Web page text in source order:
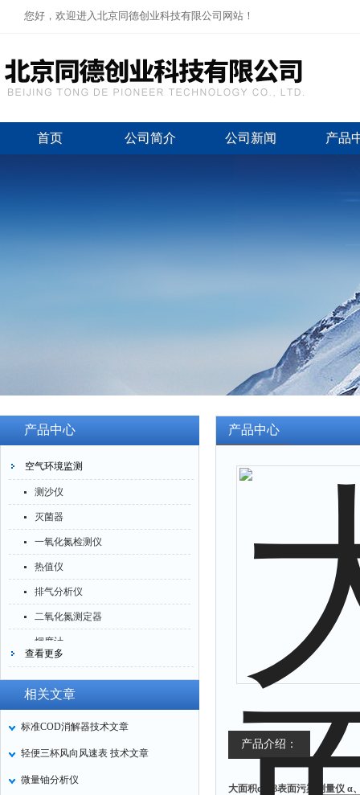
您好，欢迎进入北京同德创业科技有限公司网站！
首页 公司简介 公司新闻 产品
产品中心
空气环境监测
测沙仪
灭菌器
一氧化氮检测仪
热值仪
排气分析仪
二氧化氮测定器
烟度计
四氟化硅测定仪
一氧化碳分析仪
查看更多
相关文章
标准COD消解器技术文章
轻便三杯风向风速表 技术文章
微量铀分析仪
产品中心
产品介绍：
大面积α、β表面污染测量仪 α